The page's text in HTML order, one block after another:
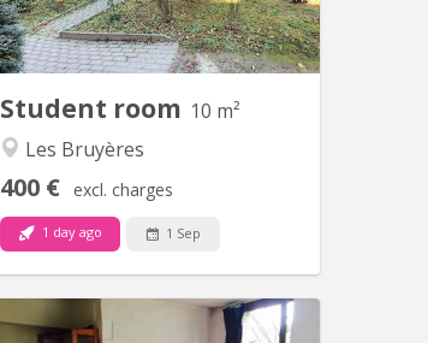
Student room 10 m²
Les Bruyères
400 € excl. charges
1 day ago 1 Sep
KV 315